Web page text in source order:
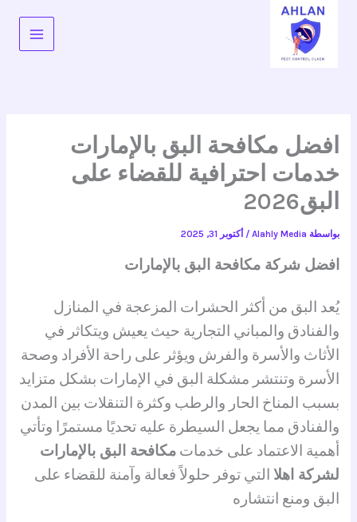
المحتوى
افضل مكافحة البق بالإمارات
خدمات احترافية للقضاء على
البق2026
بواسطة Alahly Media
/ أكتوبر 31, 2025
افضل شركة مكافحة البق بالإمارات
يُعد البق من أكثر الحشرات المزعجة في المنازل
والفنادق والمباني التجارية حيث يعيش ويتكاثر في
الأثاث والأسرة والفرش ويؤثر على راحة الأفراد وصحة
الأسرة وتنتشر مشكلة البق في الإمارات بشكل متزايد
بسبب المناخ الحار والرطب وكثرة التنقلات بين المدن
والفنادق مما يجعل السيطرة عليه تحديًا مستمرًا وتأتي
أهمية الاعتماد على خدماتمكافحة البق بالإمارات
لشركة اهلا التي توفر حلولاً فعالة وآمنة للقضاء على
البق ومنع انتشاره